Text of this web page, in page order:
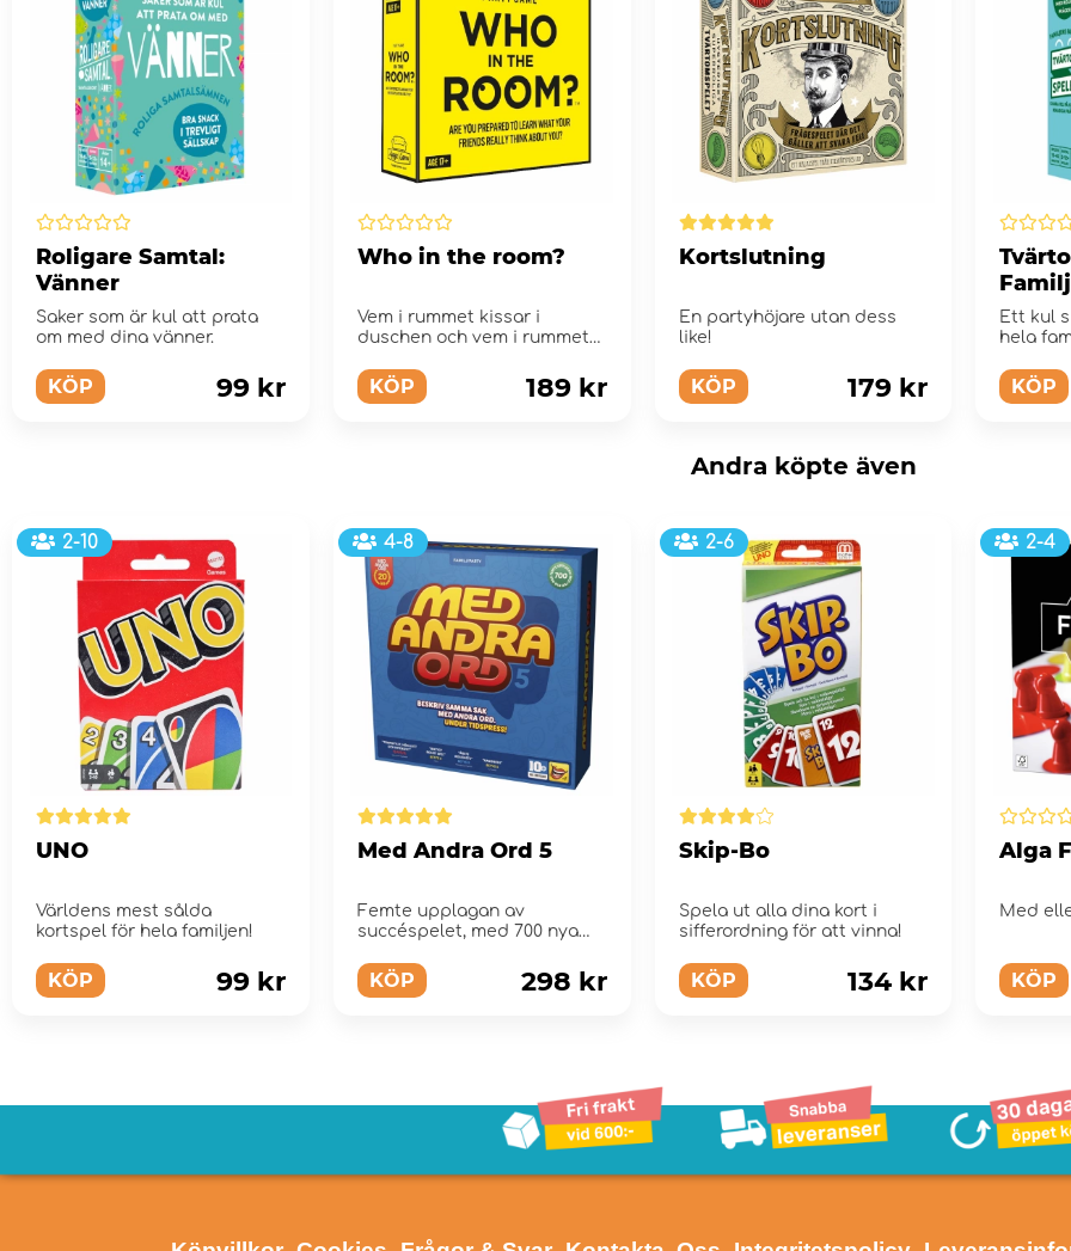
Roligare Samtal:
Vänner
Saker som är kul att prata
om med dina vänner.
KÖP 99 kr
Who in the room?
Vem i rummet kissar i
duschen och vem i rummet
på ...KÖP 189 kr
Kortslutning
En partyhöjare utan dess
like!
KÖP 179 kr
Ett kul
hela
KÖP
Andra köpte även
2-10
UNO
Världens mest sålda
kortspel för hela familjen!
KÖP 99 kr
4-8
Med Andra Ord 5
Femte upplagan av
succéspelet, med 700 nya
KÖP 298 kr
2-6
Skip-Bo
Spela ut alla dina kort i
sifferordning för att vinna!
KÖP 134 kr
2-4
Alga
Med
KÖP